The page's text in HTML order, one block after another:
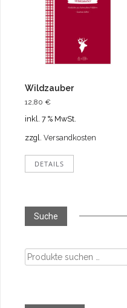
Wildzauber
12,80 €
inkl. 7 % MwSt.
zzgl. Versandkosten
DETAILS
Suche
Suchen
nach: